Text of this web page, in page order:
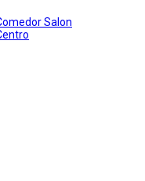
Salon